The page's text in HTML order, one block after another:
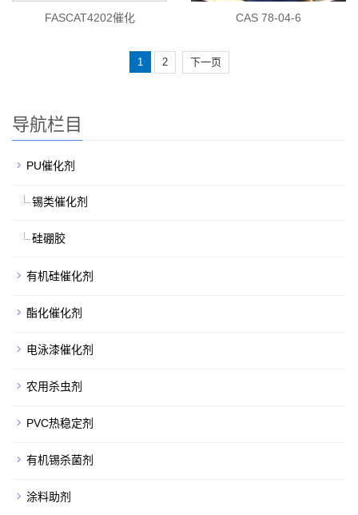
FASCAT4202催化 CAS 78-04-6
1 2 下一页
导航栏目
PU催化剂
锡类催化剂
硅硼胶
有机硅催化剂
酯化催化剂
电泳漆催化剂
农用杀虫剂
PVC热稳定剂
有机锡杀菌剂
涂料助剂